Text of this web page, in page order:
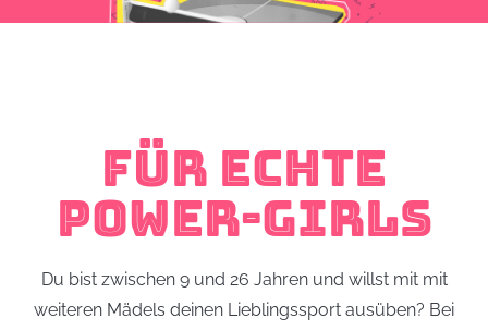
FÜR ECHTE
POWER-GIRLS
Du bist zwischen 9 und 26 Jahren und willst mit mit
weiteren Mädels deinen Lieblingssport ausüben? Bei